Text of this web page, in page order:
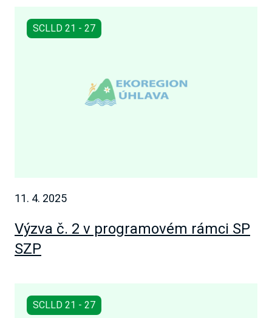
SCLLD 21 - 27
11. 4. 2025
Výzva č. 2 v programovém rámci SP
SZP
SCLLD 21 - 27